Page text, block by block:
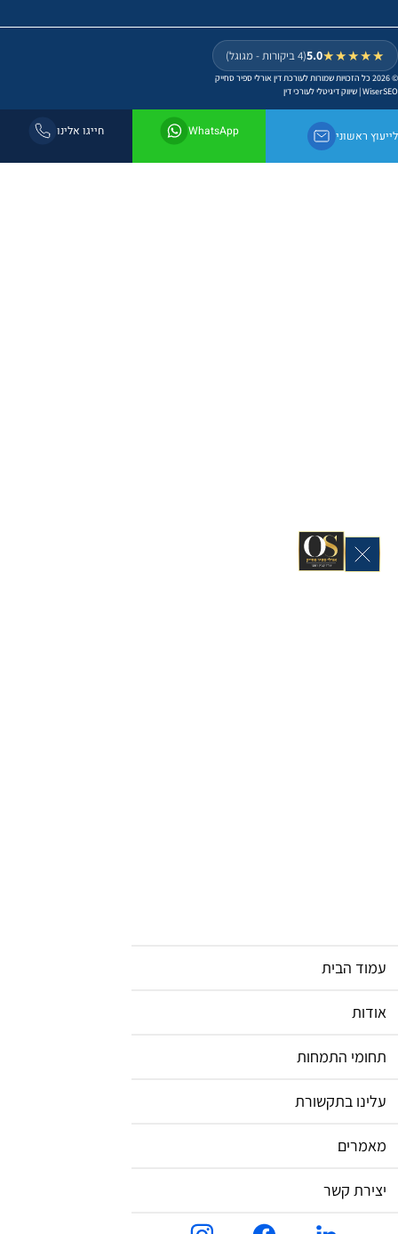
|שיווק דיגיטלי לעורכי דין
★★★★★
5.0(4 ביקורות - מגוגל)
ראשוני WhatsApp חייגו אלינו
עמוד הבית
אודות
תחומי התמחות
עלינו בתקשורת
מאמרים
יצירת קשר